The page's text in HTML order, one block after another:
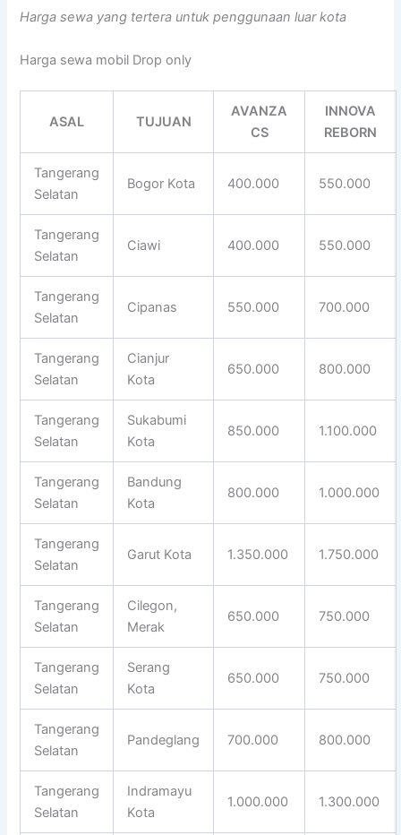
Harga sewa yang tertera untuk penggunaan luar kota
Harga sewa mobil Drop only
ASAL TUJUAN
AVANZA
CS
INNOVA
REBORN
Tangerang
Selatan
Bogor Kota 400.000 550.000
Tangerang
Selatan
Ciawi 400.000 550.000
Tangerang
Selatan
Cipanas 550.000 700.000
Tangerang
Selatan
Cianjur
Kota
650.000 800.000
Tangerang
Selatan
Sukabumi
Kota
850.000 1.100.000
Tangerang
Selatan
Bandung
Kota
800.000 1.000.000
Tangerang
Selatan
Garut Kota 1.350.000 1.750.000
Tangerang
Selatan
Cilegon,
Merak
650.000 750.000
Tangerang
Selatan
Serang
Kota
650.000 750.000
Tangerang
Selatan
Pandeglang 700.000 800.000
Tangerang
Selatan
Indramayu
Kota
1.000.000 1.300.000